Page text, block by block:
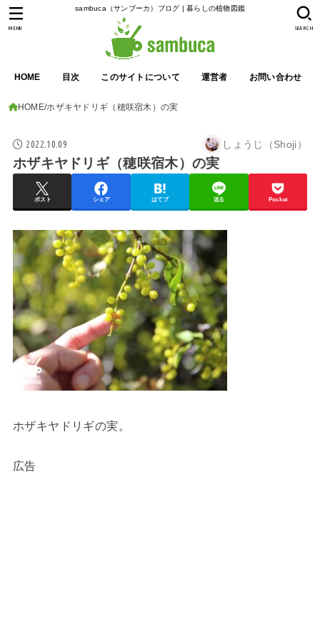
sambuca（サンブーカ）ブログ | 暮らしの植物図鑑
HOME 目次 このサイトについて 運営者 お問い合わせ
SEARCH
MENU
HOME ホザキヤドリギ（穂咲宿木）の実
2022.10.09 しょうじ（Shoji）
ホザキヤドリギ（穂咲宿木）の実
ポスト シェア はてブ 送る Pocket
ホザキヤドリギの実。
広告